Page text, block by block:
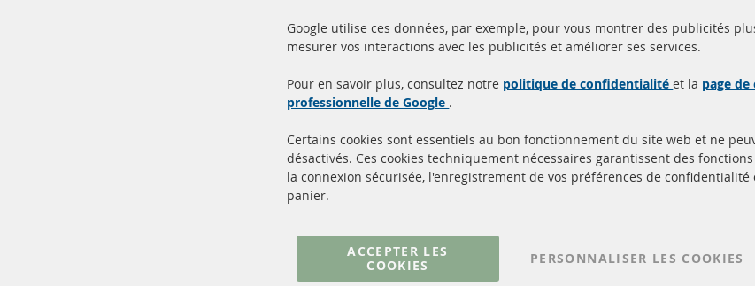
Livraison en 24 heures
Produits en stock
Toutes les
homologuées
d'homologation e
Quick Links
Filtres à particules diesel (FPD)
Matériel de montage
Service
à propos de
Résilier le
Google utilise ces données, par exemple, pour vous montrer des publicités
mesurer vos interactions avec les publicités et améliorer ses services.
Pour en savoir plus, consultez notre politique de confidentialitéet la page
professionnelle de Google .
Certains cookies sont essentiels au bon fonctionnement du site web et ne
désactivés. Ces cookies techniquement nécessaires garantissent des
la connexion sécurisée, l'enregistrement de vos préférences de confidentialité
panier.
ACCEPTER LES
COOKIES
PERSONNALISER LES COOKIES